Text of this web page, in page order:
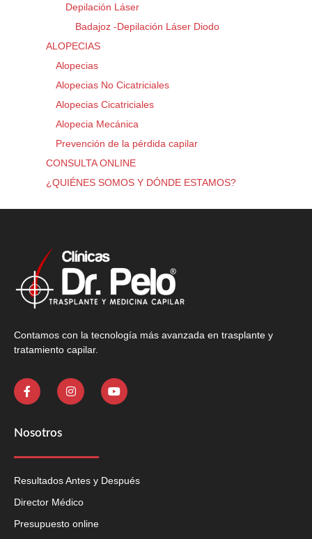
Depilación Láser
Badajoz -Depilación Láser Diodo
ALOPECIAS
Alopecias
Alopecias No Cicatriciales
Alopecias Cicatriciales
Alopecia Mecánica
Prevención de la pérdida capilar
CONSULTA ONLINE
¿QUIÉNES SOMOS Y DÓNDE ESTAMOS?
Contamos con la tecnología más avanzada en trasplante y
tratamiento capilar.
Nosotros
Resultados Antes y Después
Director Médico
Presupuesto online